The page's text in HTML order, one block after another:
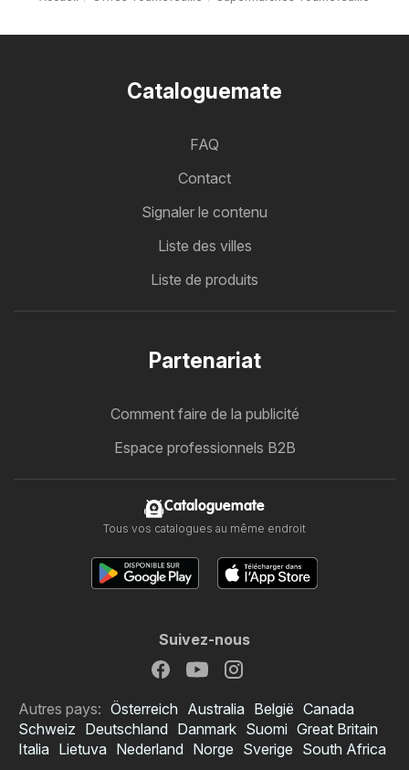
Cataloguemate
FAQ
Contact
Signaler le contenu
Liste des villes
Liste de produits
Partenariat
Comment faire de la publicité
Espace professionnels B2B
Cataloguemate
Tous vos catalogues au même endroit
Suivez-nous
Autres pays: Österreich Australia België Canada
Schweiz Deutschland Danmark Suomi Great Britain
Italia Lietuva Nederland Norge Sverige South Africa